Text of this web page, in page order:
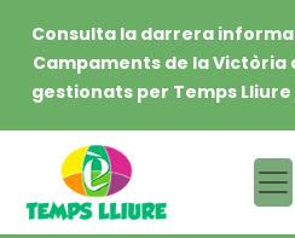
Consulta la darrera
Campaments de la Victòria
gestionats per Temps